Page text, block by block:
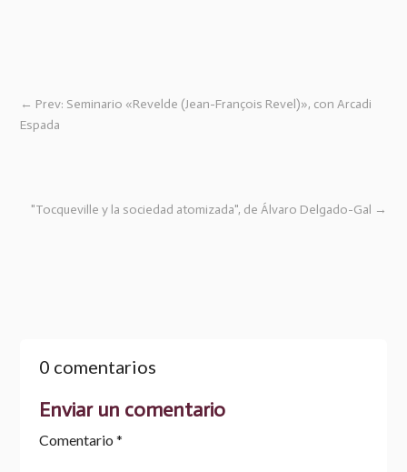
← Prev: Seminario «Revelde (Jean-François Revel)», con Arcadi
Espada
"Tocqueville y la sociedad atomizada", de Álvaro Delgado-Gal →
0 comentarios
Enviar un comentario
Comentario *